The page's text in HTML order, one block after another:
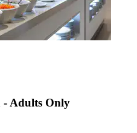
- Adults Only